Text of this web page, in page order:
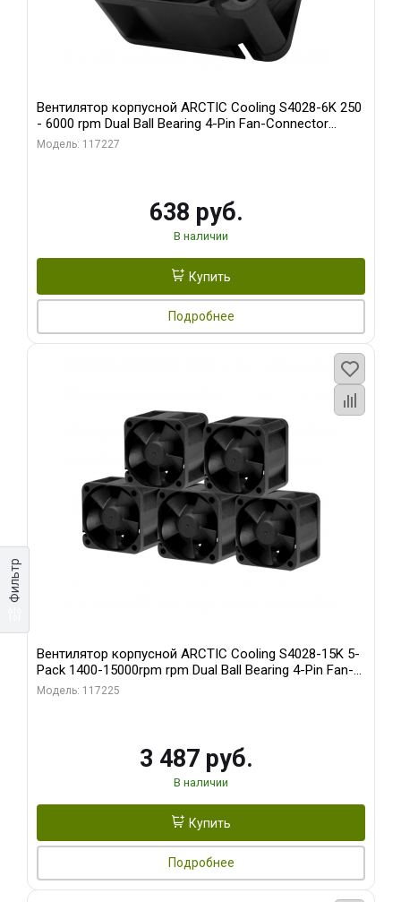
Фильтр
Вентилятор корпусной ARCTIC Cooling S4028-6K 250
- 6000 rpm Dual Ball Bearing 4-Pin Fan-Connector
(ACFAN00185A)
Модель: 117227
638 руб.
В наличии
Купить
Подробнее
Вентилятор корпусной ARCTIC Cooling S4028-15K 5-
Pack 1400-15000rpm rpm Dual Ball Bearing 4-Pin Fan-
Connector (ACFAN00274A)
Модель: 117225
3 487 руб.
В наличии
Купить
Подробнее